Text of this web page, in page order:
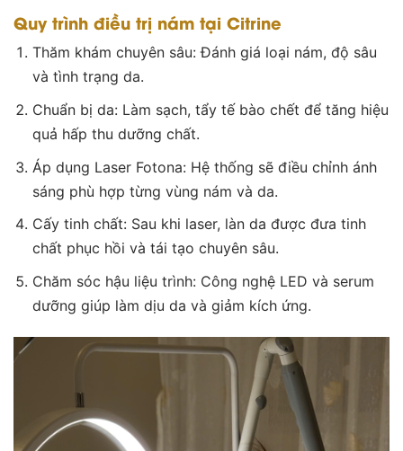
Quy trình điều trị nám tại Citrine
Thăm khám chuyên sâu: Đánh giá loại nám, độ sâu
và tình trạng da.
Chuẩn bị da: Làm sạch, tẩy tế bào chết để tăng hiệu
quả hấp thu dưỡng chất.
Áp dụng Laser Fotona: Hệ thống sẽ điều chỉnh ánh
sáng phù hợp từng vùng nám và da.
Cấy tinh chất: Sau khi laser, làn da được đưa tinh
chất phục hồi và tái tạo chuyên sâu.
Chăm sóc hậu liệu trình: Công nghệ LED và serum
dưỡng giúp làm dịu da và giảm kích ứng.